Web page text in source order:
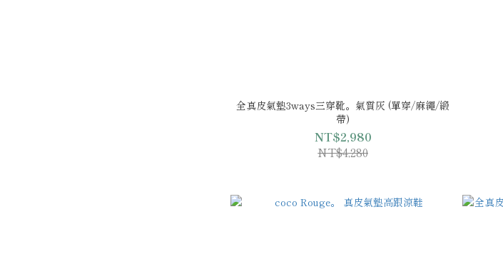
全真皮氣墊3ways三穿靴。氣質灰 (單穿/麻繩/緞
帶)
NT$2,980
NT$4,280